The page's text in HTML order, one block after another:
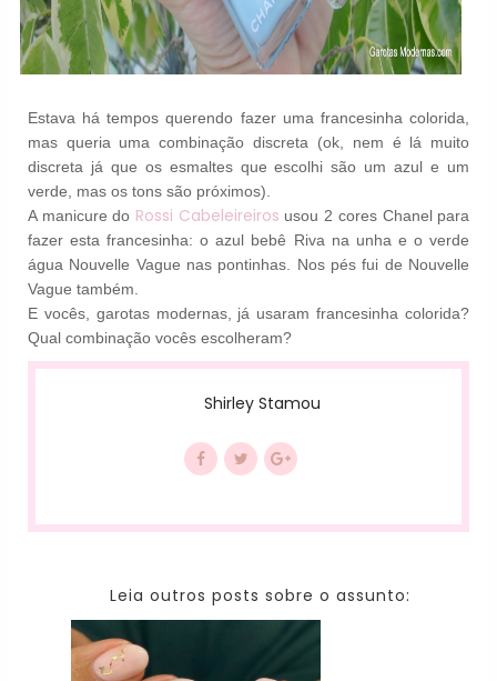
Estava há tempos querendo fazer uma francesinha colorida,
mas queria uma combinação discreta (ok, nem é lá muito
discreta já que os esmaltes que escolhi são um azul e um
verde, mas os tons são próximos).
A manicure do Rossi Cabeleireiros usou 2 cores Chanel para
fazer esta francesinha: o azul bebê Riva na unha e o verde
água Nouvelle Vague nas pontinhas. Nos pés fui de Nouvelle
Vague também.
E vocês, garotas modernas, já usaram francesinha colorida?
Qual combinação vocês escolheram?
Shirley Stamou
Leia outros posts sobre o assunto: